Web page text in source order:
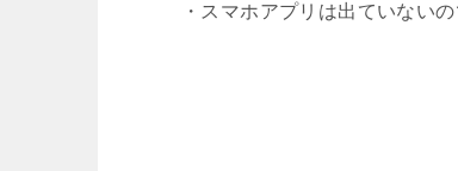
・スマホアプリは出ていない